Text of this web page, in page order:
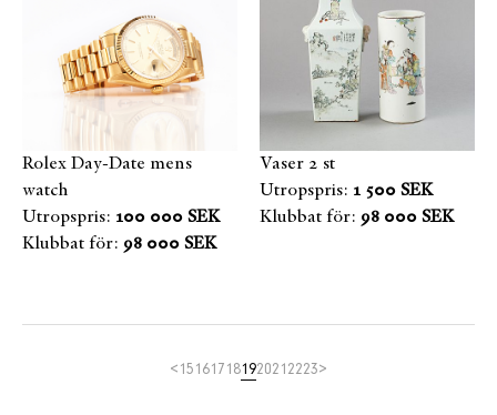
Rolex Day-Date mens
watch
Utropspris: 100 000 SEK
Klubbat för: 98 000 SEK
Vaser 2 st
Utropspris: 1 500 SEK
Klubbat för: 98 000 SEK
< 15 1617 18192021 2223>